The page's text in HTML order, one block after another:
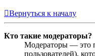
Вернуться к началу
Кто такие модераторы?
Модераторы — это
пользователей),